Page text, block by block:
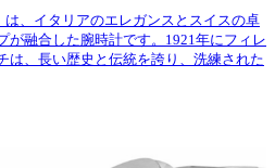
は、イタリアのエレガンスとスイスの卓
が融合した腕時計です。1921年にフィレ
は、長い歴史と伝統を誇り、洗練された